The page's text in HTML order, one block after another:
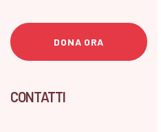
DONA ORA
CONTATTI